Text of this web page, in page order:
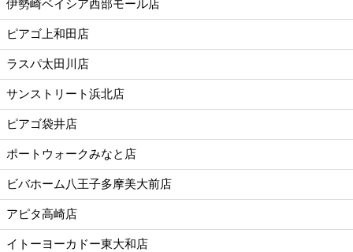
伊勢崎ベイシア西部モール店
ピアゴ上和田店
ラスパ太田川店
サンストリート浜北店
ピアゴ袋井店
ポートウォークみなと店
ビバホーム八王子多摩美大前店
アピタ高崎店
イトーヨーカドー東大和店